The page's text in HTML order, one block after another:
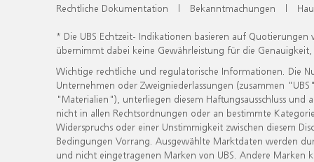
Rechtliche Dokumentation | Bekanntmachungen |
* Die UBS Echtzeit- Indikationen basieren auf
übernimmt dabei keine Gewährleistung für die
Wichtige rechtliche und regulatorische Informationen. Die
Unternehmen oder Zweigniederlassungen (zusammen
"Materialien"), unterliegen diesem Haftungsausschluss
nicht in allen Rechtsordnungen oder an bestimmte
Widerspruchs oder einer Unstimmigkeit zwischen diesem
Bedingungen Vorrang. Ausgewählte Marktdaten werden
und nicht eingetragenen Marken von UBS. Andere Marken